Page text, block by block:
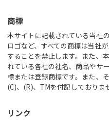
商標
本サイトに記載されている当社
ロゴなど、すべての商標は当社
することを禁止します。また、
れている各社の社名、商品やサ
標または登録商標です。また、
(C)、(R)、TMを付記しておりま
リンク